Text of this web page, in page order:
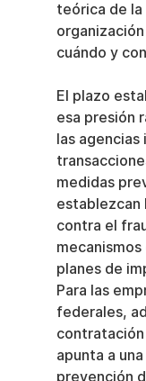
teórica de la
cuándo y
El plazo
esa presión
las
medidas
establezcan
contra el
planes de
Para las
federales,
apunta a
prevención